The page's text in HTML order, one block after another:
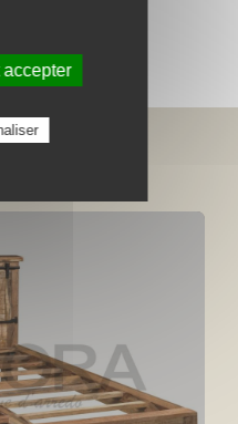
Thalya